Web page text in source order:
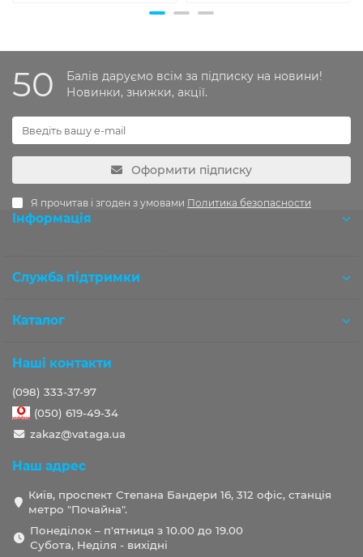
50
Балів даруємо всім за підписку на новини!
Новинки, знижки, акції.
Оформити підписку
Я прочитав і згоден з умовами Политика безопасности
Інформація
Служба підтримки
Каталог
Наші контакти
(098) 333-37-97
(050) 619-49-34
zakaz@vataga.ua
Наш адрес
Київ, проспект Степана Бандери 16, 312 офіс, станція
метро "Почайна".
Понеділок – п'ятниця з 10.00 до 19.00
Субота, Неділя - вихідні